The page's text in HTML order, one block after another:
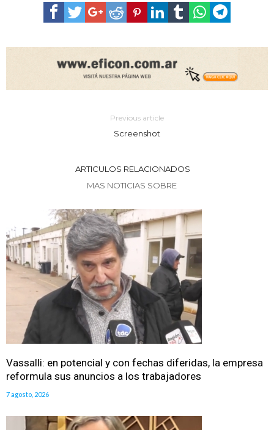
Previous article
Screenshot
ARTICULOS RELACIONADOS
MAS NOTICIAS SOBRE
Vassalli: en potencial y con fechas diferidas, la empresa
reformula sus anuncios a los trabajadores
7 agosto, 2026